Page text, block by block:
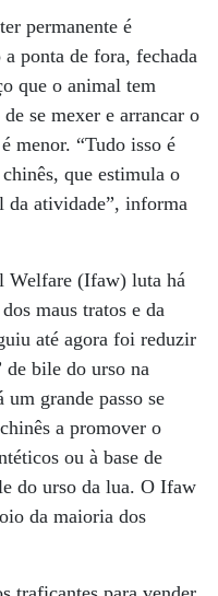
permanente é
ponta de fora, fechada
que o animal tem
se mexer e arrancar o
menor. “Tudo isso é
que estimula o
da atividade”, informa
Welfare (Ifaw) luta há
maus tratos e da
até agora foi reduzir
de bile do urso na
grande passo se
a promover o
ou à base de
do urso da lua. O Ifaw
da maioria dos